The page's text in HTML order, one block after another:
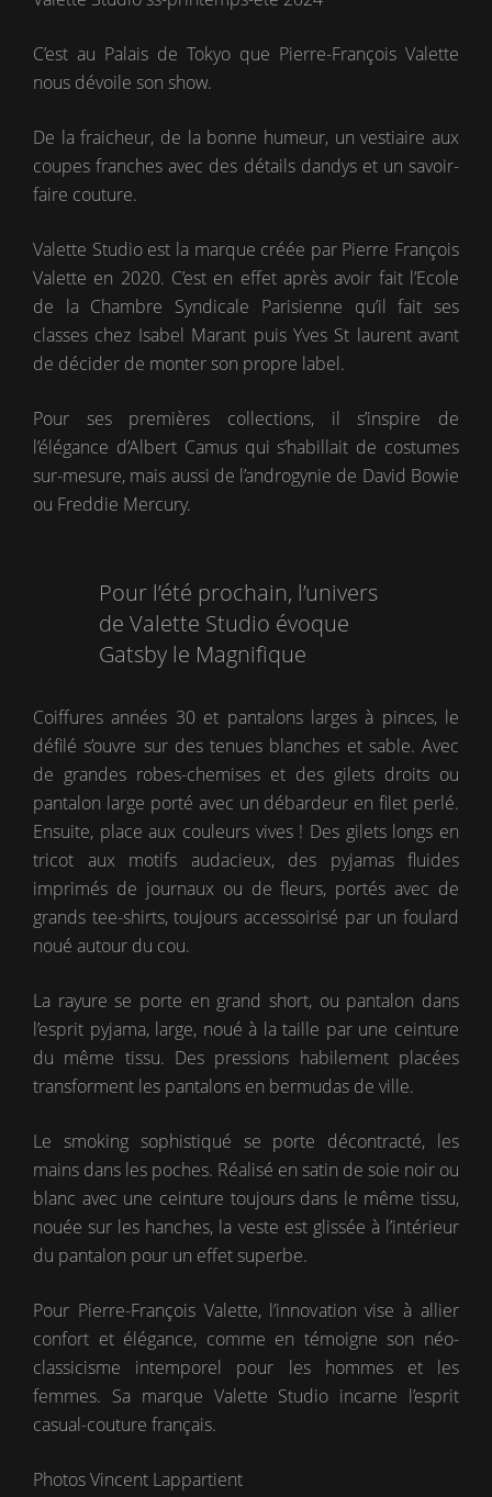
C’est au Palais de Tokyo que Pierre-François Valette
nous dévoile son show.
De la fraicheur, de la bonne humeur, un vestiaire aux
coupes franches avec des détails dandys et un savoir-
faire couture.
Valette Studio est la marque créée par Pierre François
Valette en 2020. C’est en effet après avoir fait l’Ecole
de la Chambre Syndicale Parisienne qu’il fait ses
classes chez Isabel Marant puis Yves St laurent avant
de décider de monter son propre label.
Pour ses premières collections, il s’inspire de
l’élégance d’Albert Camus qui s’habillait de costumes
sur-mesure, mais aussi de l’androgynie de David Bowie
ou Freddie Mercury.
Pour l’été prochain, l’univers
de Valette Studio évoque
Gatsby le Magnifique
Coiffures années 30 et pantalons larges à pinces, le
défilé s’ouvre sur des tenues blanches et sable. Avec
de grandes robes-chemises et des gilets droits ou
pantalon large porté avec un débardeur en filet perlé.
Ensuite, place aux couleurs vives ! Des gilets longs en
tricot aux motifs audacieux, des pyjamas fluides
imprimés de journaux ou de fleurs, portés avec de
grands tee-shirts, toujours accessoirisé par un foulard
noué autour du cou.
La rayure se porte en grand short, ou pantalon dans
l’esprit pyjama, large, noué à la taille par une ceinture
du même tissu. Des pressions habilement placées
transforment les pantalons en bermudas de ville.
Le smoking sophistiqué se porte décontracté, les
mains dans les poches. Réalisé en satin de soie noir ou
blanc avec une ceinture toujours dans le même tissu,
nouée sur les hanches, la veste est glissée à l’intérieur
du pantalon pour un effet superbe.
Pour Pierre-François Valette, l’innovation vise à allier
confort et élégance, comme en témoigne son néo-
classicisme intemporel pour les hommes et les
femmes. Sa marque Valette Studio incarne l’esprit
casual-couture français.
Photos Vincent Lappartient